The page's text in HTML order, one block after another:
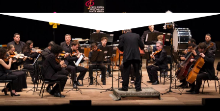
Controladoria-Geral da União
Ministério da Mulher, da Família e dos Direitos Humanos
Secretaria-Geral
Secretaria de Governo